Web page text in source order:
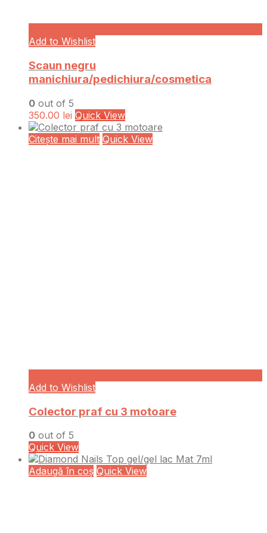
Add to Wishlist
Scaun negru
manichiura/pedichiura/cosmetica
0 out of 5
350.00 lei Quick View
Citește mai mult Quick View
Add to Wishlist
Colector praf cu 3 motoare
0 out of 5
Quick View
Adaugă în coș Quick View